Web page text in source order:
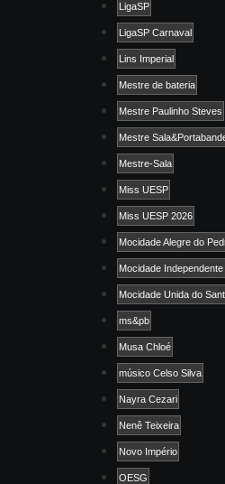
LigaSP
LigaSP Carnaval
Lins Imperial
Mestre de bateria
Mestre Paulinho Steves
Mestre
Mestre-Sala
Miss UESP
Miss UESP 2026
Mocidade Alegre do
Mocidade
Mocidade Unida do
ms&pb
Musa Chloé
músico Celso Silva
Nayra Cezari
Nenê Teixeira
Novo Império
OESG